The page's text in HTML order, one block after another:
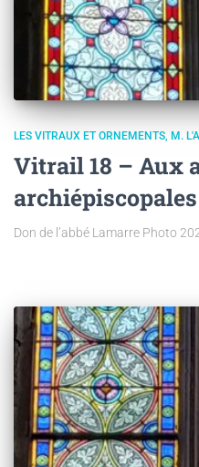
LES VITRAUX ET ORNEMENTS M.
Vitrail 18 – Aux
archiépiscopales
Don de l’abbé Lamarre Photo